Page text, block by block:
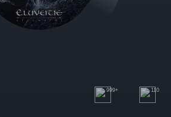
999+ 110